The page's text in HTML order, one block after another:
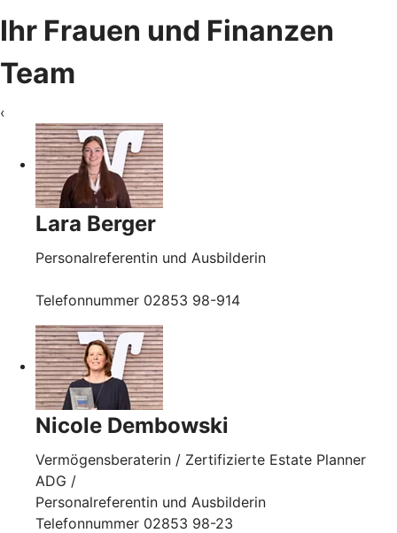
Ihr Frauen und Finanzen
Team
‹
Lara Berger
Personalreferentin und Ausbilderin
Telefonnummer 02853 98-914
Nicole Dembowski
Vermögensberaterin / Zertifizierte Estate Planner
ADG /
Personalreferentin und Ausbilderin
Telefonnummer 02853 98-23